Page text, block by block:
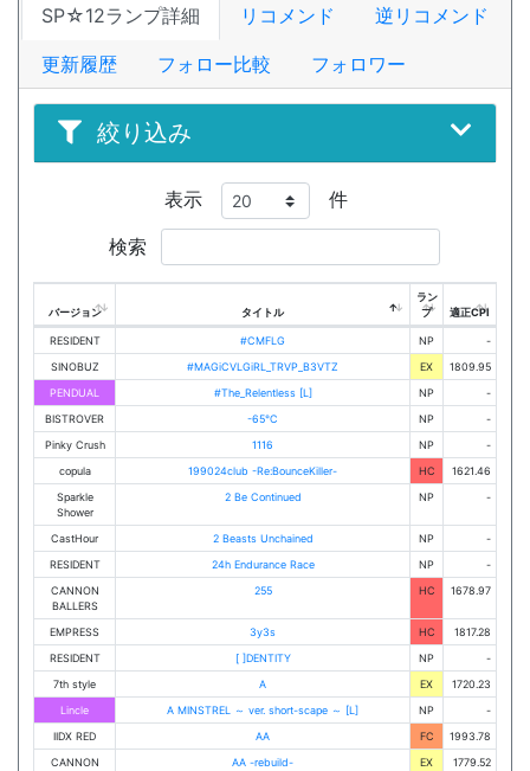
SP☆12ランプ詳細 リコメンド 逆リコメンド
更新履歴 フォロー比較 フォロワー
絞り込み
表示 件
検索
バージョン タイトル
ラン
プ
適正CPI
RESIDENT #CMFLG NP
-
SINOBUZ
#MAGiCVLGiRL_TRVP_B3VTZ EX
1809.95
PENDUAL
#The_Relentless [L] NP
-
BISTROVER
-65℃ NP
-
Pinky Crush
1116 NP
-
copula
199024club -Re:BounceKiller- HC
1621.46
Sparkle
Shower
2 Be Continued NP -
CastHour 2 Beasts Unchained NP
-
RESIDENT
24h Endurance Race NP
-
CANNON
BALLERS
255 HC 1678.97
EMPRESS 3y3s HC
1817.28
RESIDENT
[ ]DENTITY NP
-
7th style
A EX
1720.23
Lincle
A MINSTREL ～ ver. short-scape ～ [L] NP
-
IIDX RED
AA FC
1993.78
CANNON
AA -rebuild- EX 1779.52